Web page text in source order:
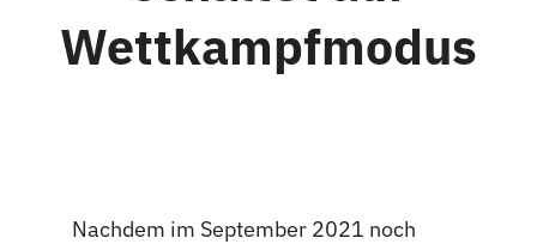
Wettkampfmodus
Nachdem im September 2021 noch